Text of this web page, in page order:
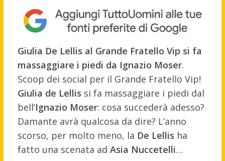
Giulia De Lellis al Grande Fratello Vip si fa
massaggiare i piedi da Ignazio Moser.
Scoop dei social per il Grande Fratello Vip!
Giulia de Lellis si fa massaggiare i piedi dal
bell’Ignazio Moser: cosa succederà adesso?
Damante avrà qualcosa da dire? L’anno
scorso, per molto meno, la De Lellis ha
fatto una scenata ad Asia Nuccetelli…